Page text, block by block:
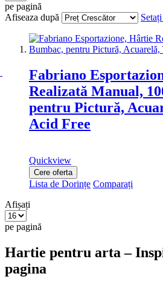
pe pagină
Afiseaza după
Fabriano
Realizată Manual,
pentru Pictură,
Acid Free
Quickview
Cere oferta
Lista de Dorințe Comparați
Afișați
pe pagină
Hartie pentru arta –
pagina